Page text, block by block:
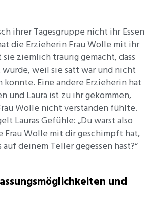
ihrer Tagesgruppe nicht ihr Essen
die Erzieherin Frau Wolle mit ihr
ziemlich traurig gemacht, dass
weil sie satt war und nicht
konnte. Eine andere Erzieherin hat
und Laura ist zu ihr gekommen,
Wolle nicht verstanden fühlte.
Lauras Gefühle: „Du warst also
Frau Wolle mit dir geschimpft hat,
deinem Teller gegessen hast?“
und